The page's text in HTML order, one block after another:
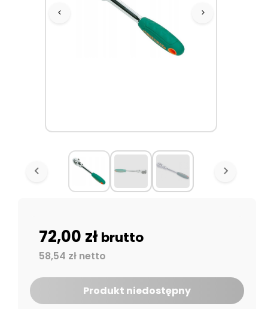
72,00 złbrutto
58,54 zł netto
Produkt niedostępny